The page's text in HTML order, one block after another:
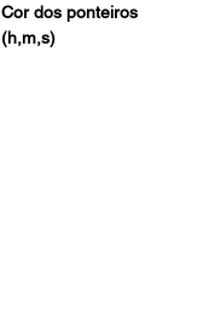
Cor dos ponteiros
(h,m,s)